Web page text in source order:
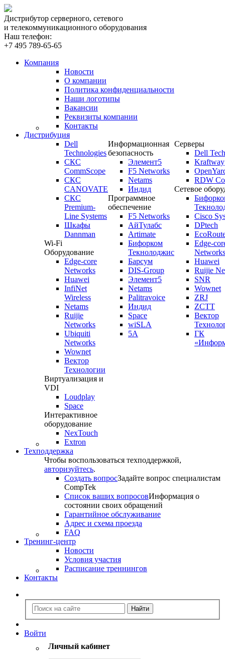
Дистрибутор серверного, сетевого
и телекоммуникационного оборудования
Наш телефон:
+7 495 789-65-65
Компания
Новости
О компании
Политика конфиденциальности
Наши логотипы
Вакансии
Реквизиты компании
Контакты
Дистрибуция
Dell
Technologies
СКС
CommScope
СКС
CANOVATE
СКС
Premium-
Line Systems
Шкафы
Dannman
Wi-Fi
Оборудование
Edge-core
Networks
Huawei
InfiNet
Wireless
Netams
Ruijie
Networks
Ubiquiti
Networks
Wownet
Вектор
Технологии
Виртуализация и
VDI
Loudplay
Space
Интерактивное
оборудование
NexTouch
Extron
Информационная
безопасность
Элемент5
F5 Networks
Netams
Индид
Программное
обеспечение
F5 Networks
АйТулабс
Artimate
Бифорком
Текнолоджис
Барсум
DIS-Group
Элемент5
Netams
Palitravoice
Индид
Space
wiSLA
5A
Серверы
Dell
Kraftway
RDW
Сетевое
Cisco
DPtech
Edge-
Networks
Huawei
Ruijie
SNR
Wownet
ZRJ
ZCTT
Вектор
ГК
Техподдержка
Чтобы воспользоваться техподдержкой,
авторизуйтесь.
Создать вопросЗадайте вопрос специалистам
CompTek
Список ваших вопросовИнформация о
состоянии своих обращений
Гарантийное обслуживание
Адрес и схема проезда
FAQ
Тренинг-центр
Новости
Условия участия
Расписание треннингов
Контакты
Войти
Личный кабинет